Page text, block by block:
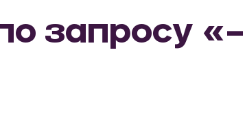
запросу